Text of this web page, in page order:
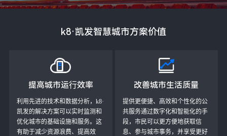
k8·凯发智慧城市方案价值
提高城市运⾏效率
利用先进的技术和数据分析，k8·
凯发的解决方案可以实时监测和
优化城市的基础设施和服务。这
有助于减少资源浪费、提高效
改善城市生活质量
提供更便捷、高效和个性化的公
共服务通过数字化和智能化的手
段，市民可以更方便地获取信
息、参与城市事务，并享受更好